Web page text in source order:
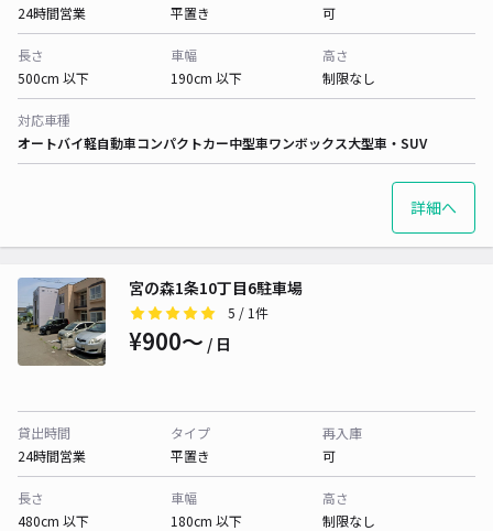
24時間営業
平置き
可
長さ
500cm 以下
車幅
190cm 以下
高さ
制限なし
対応車種
オートバイ軽自動車コンパクトカー中型車ワンボックス大型車・SUV
詳細へ
宮の森1条10丁目6駐車場
5 / 1件
¥900〜 / 日
貸出時間
24時間営業
タイプ
平置き
再入庫
可
長さ
480cm 以下
車幅
180cm 以下
高さ
制限なし